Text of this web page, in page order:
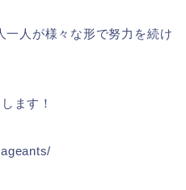
一人が様々な形で努力を続け
ます！